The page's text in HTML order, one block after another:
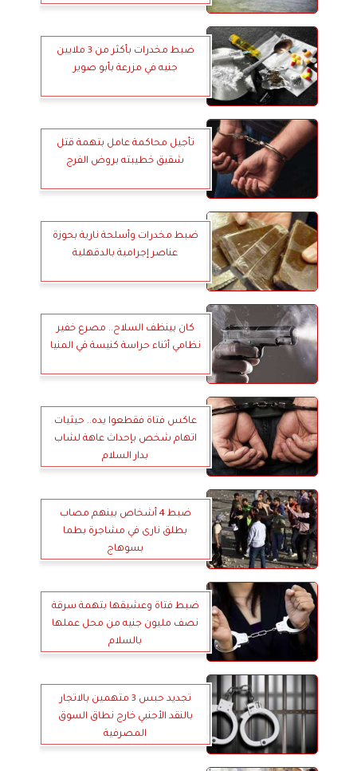
ضبط مخدرات بأكثر من 3 ملايين
جنيه في مزرعة بأبو صوير
تأجيل محاكمة عامل بتهمة قتل
شقيق خطيبته بروض الفرج
ضبط مخدرات وأسلحة نارية بحوزة
عناصر إجرامية بالدقهلية
كان بينظف السلاح.. مصرع خفير
نظامي أثناء حراسة كنيسة في المنيا
عاكس فتاة فقطعوا يده.. حيثيات
اتهام شخص بإحداث عاهة لشاب
بدار السلام
ضبط 4 أشخاص بينهم مصاب
بطلق نارى في مشاجرة بطما
بسوهاج
ضبط فتاة وعشيقها بتهمة سرقة
نصف مليون جنيه من محل عملها
بالسلام
تجديد حبس 3 متهمين بالاتجار
بالنقد الأجنبي خارج نطاق السوق
المصرفية